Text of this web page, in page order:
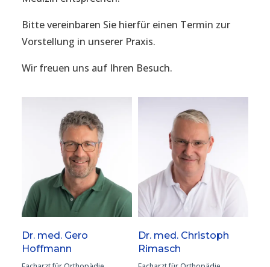
Bitte vereinbaren Sie hierfür einen Termin zur
Vorstellung in unserer Praxis.
Wir freuen uns auf Ihren Besuch.
Dr. med. Gero
Hoffmann
Dr. med. Christoph
Rimasch